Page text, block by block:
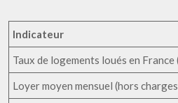
Indicateur
Taux de logements loués en France
Loyer moyen mensuel (hors